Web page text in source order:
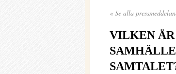
« Se alla
VILKEN ÄR